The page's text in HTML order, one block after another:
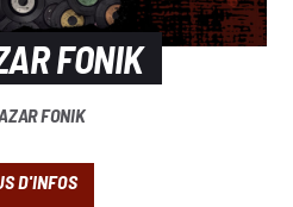
FONIK
FONIK